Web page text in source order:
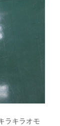
ラキラオモ